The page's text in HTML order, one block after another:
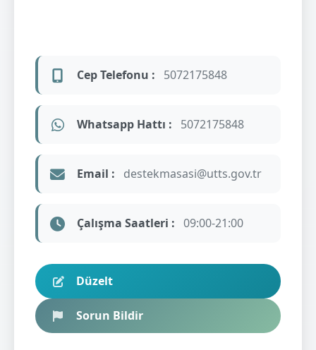
Cep Telefonu : 5072175848
Whatsapp Hattı : 5072175848
Email : destekmasasi@utts.gov.tr
Çalışma Saatleri : 09:00-21:00
Düzelt
Sorun Bildir